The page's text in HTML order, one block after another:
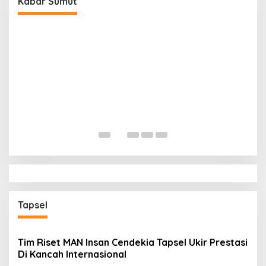
Tapsel
Tim Riset MAN Insan Cendekia Tapsel Ukir Prestasi
Di Kancah Internasional